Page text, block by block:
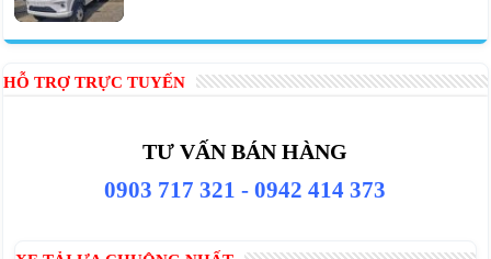
HỖ TRỢ TRỰC TUYẾN
TƯ VẤN BÁN HÀNG
0903 717 321 - 0942 414 373